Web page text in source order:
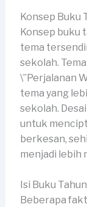
Konsep Buku
Konsep buku
tema
sekolah.
\”Perjalanan
tema yang
sekolah.
untuk
berkesan,
menjadi lebih
Isi Buku
Beberapa